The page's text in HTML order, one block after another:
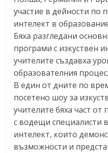
участие в дейности по
интелект в
Бяха разгледани
програми с изкуствен
учителите създавха
образователния процес.
В един от дните по
посетено шоу за
учителите бяха част от
с водещи специалисти
интелект, които
възможности и